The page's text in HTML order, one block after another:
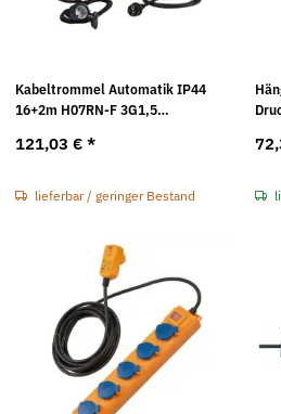
Kabeltrommel Automatik IP44
16+2m H07RN-F 3G1,5
121,03 € *
lieferbar / geringer Bestand